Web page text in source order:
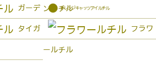
ンルチル
ガーデ ● オレンジキャッツアイルチル
タイガ フラワ
ールチル